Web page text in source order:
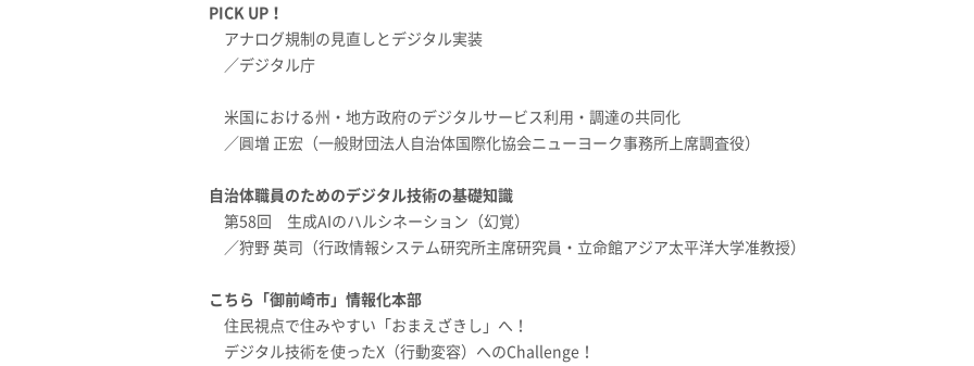
PICK UP！
アナログ規制の見直しとデジタル実装
／デジタル庁
米国における州・地方政府のデジタルサービス利用・調達の共同化
／圓増 正宏（一般財団法人自治体国際化協会ニューヨーク事務所上席調査役）
自治体職員のためのデジタル技術の基礎知識
第58回 生成AIのハルシネーション（幻覚）
／狩野 英司（行政情報システム研究所主席研究員・立命館アジア太平洋大学准教授）
こちら「御前崎市」情報化本部
住民視点で住みやすい「おまえざきし」へ！
デジタル技術を使ったX（行動変容）へのChallenge！